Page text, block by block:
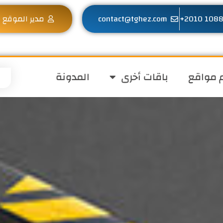
contact@tghez.com مدير الموقع
مواقع باقات أخرى المدونة